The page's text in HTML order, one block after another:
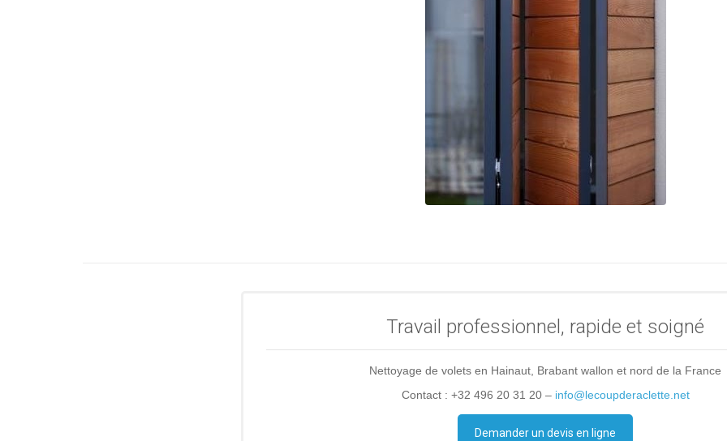
Travail professionnel, rapide et soigné
Nettoyage de volets en Hainaut, Brabant wallon et nord de la France
Contact : +32 496 20 31 20 – info@lecoupderaclette.net
Demander un devis en ligne